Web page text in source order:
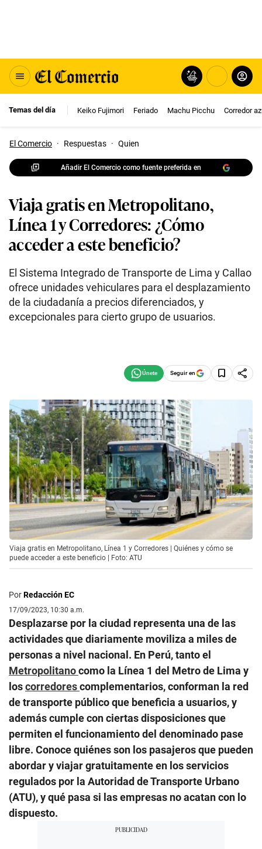
Temas del día Keiko Fujimori Feriado Machu Picchu Corredor
El Comercio · Respuestas · Quien
Añadir El Comercio como fuente preferida en
Viaja gratis en Metropolitano,
Línea 1 y Corredores: ¿Cómo
acceder a este beneficio?
El Sistema Integrado de Transporte de Lima y Callao
ofrece unidades vehiculares para el desplazamiento
de la ciudadanía a precios diferenciados, y
excepcionales para cierto grupo de usuarios.
Seguir en
Viaja gratis en Metropolitano, Línea 1 y Corredores | Quiénes y cómo se
puede acceder a este beneficio | Foto: ATU
PorRedacción EC
17/09/2023, 10:30 a.m.
Desplazarse por la ciudad representa una de las
actividades que diariamente moviliza a miles de
personas a nivel nacional. En Perú, tanto el
Metropolitanocomo la Línea 1 del Metro de Lima y
loscorredorescomplementarios, conforman la red
de transporte público que beneficia a usuarios, y
además cumple con ciertas disposiciones que
permiten el funcionamiento del denominado pase
libre. Conoce quiénes son los pasajeros que pueden
abordar y viajar gratuitamente en los servicios
regulados por la Autoridad de Transporte Urbano
(ATU), y qué pasa si las empresas no acatan con lo
dispuesto.